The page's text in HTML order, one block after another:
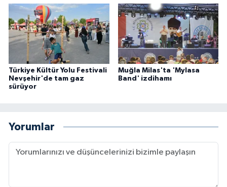
Türkiye Kültür Yolu Festivali
Nevşehir'de tam gaz
sürüyor
Muğla Milas'ta 'Mylasa
Band' izdihamı
Yorumlar